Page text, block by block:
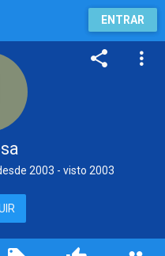
ENTRAR
2003 - visto 2003